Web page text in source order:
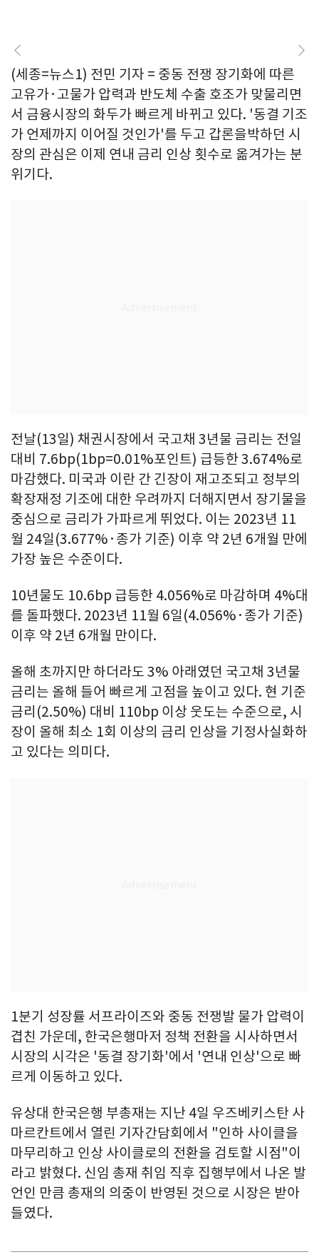
(세종=뉴스1) 전민 기자 = 중동 전쟁 장기화에 따른
고유가·고물가 압력과 반도체 수출 호조가 맞물리면
서 금융시장의 화두가 빠르게 바뀌고 있다. '동결 기조
가 언제까지 이어질 것인가'를 두고 갑론을박하던 시
장의 관심은 이제 연내 금리 인상 횟수로 옮겨가는 분
위기다.
전날(13일) 채권시장에서 국고채 3년물 금리는 전일
대비 7.6bp(1bp=0.01%포인트) 급등한 3.674%로
마감했다. 미국과 이란 간 긴장이 재고조되고 정부의
확장재정 기조에 대한 우려까지 더해지면서 장기물을
중심으로 금리가 가파르게 뛰었다. 이는 2023년 11
월 24일(3.677%·종가 기준) 이후 약 2년 6개월 만에
가장 높은 수준이다.
10년물도 10.6bp 급등한 4.056%로 마감하며 4%대
를 돌파했다. 2023년 11월 6일(4.056%·종가 기준)
이후 약 2년 6개월 만이다.
올해 초까지만 하더라도 3% 아래였던 국고채 3년물
금리는 올해 들어 빠르게 고점을 높이고 있다. 현 기준
금리(2.50%) 대비 110bp 이상 웃도는 수준으로, 시
장이 올해 최소 1회 이상의 금리 인상을 기정사실화하
고 있다는 의미다.
1분기 성장률 서프라이즈와 중동 전쟁발 물가 압력이
겹친 가운데, 한국은행마저 정책 전환을 시사하면서
시장의 시각은 '동결 장기화'에서 '연내 인상'으로 빠
르게 이동하고 있다.
유상대 한국은행 부총재는 지난 4일 우즈베키스탄 사
마르칸트에서 열린 기자간담회에서 "인하 사이클을
마무리하고 인상 사이클로의 전환을 검토할 시점"이
라고 밝혔다. 신임 총재 취임 직후 집행부에서 나온 발
언인 만큼 총재의 의중이 반영된 것으로 시장은 받아
들였다.